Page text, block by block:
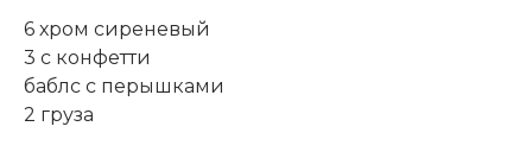
6 хром сиреневый
3 с конфетти
баблс с перышками
2 груза